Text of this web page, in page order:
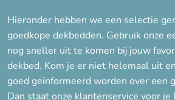
Hieronder hebben we een selectie
goedkope dekbedden. Gebruik onze
nog sneller uit te komen bij jouw
dekbed. Kom je er niet helemaal uit
goed geïnformeerd worden over een
Dan staat onze klantenservice voor je
Veren
Wol
Zijde